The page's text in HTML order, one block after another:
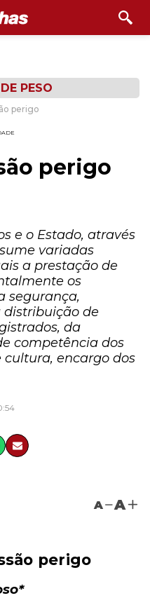
PESO
perigo
perigo
e o Estado, através
variadas
a prestação de
os
segurança,
de
da
competência dos
cultura, encargo dos
A A
perigo